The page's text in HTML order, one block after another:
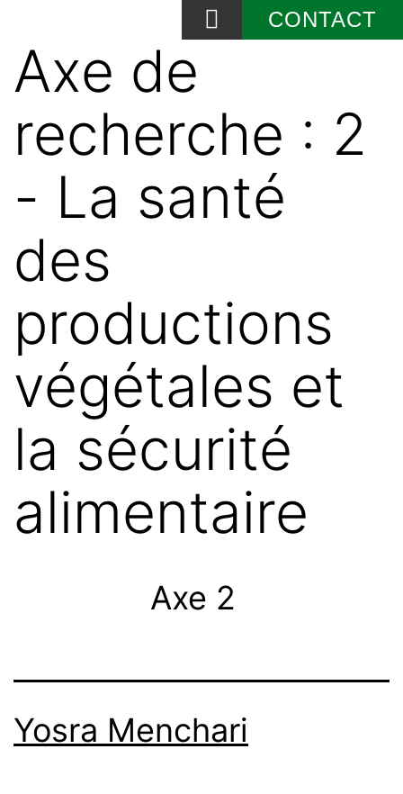
CONTACT
Axe de
recherche : 2
- La santé
des
productions
végétales et
la sécurité
alimentaire
Axe 2
Yosra Menchari